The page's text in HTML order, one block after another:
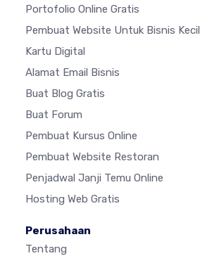
Portofolio Online Gratis
Pembuat Website Untuk Bisnis Kecil
Kartu Digital
Alamat Email Bisnis
Buat Blog Gratis
Buat Forum
Pembuat Kursus Online
Pembuat Website Restoran
Penjadwal Janji Temu Online
Hosting Web Gratis
Perusahaan
Tentang